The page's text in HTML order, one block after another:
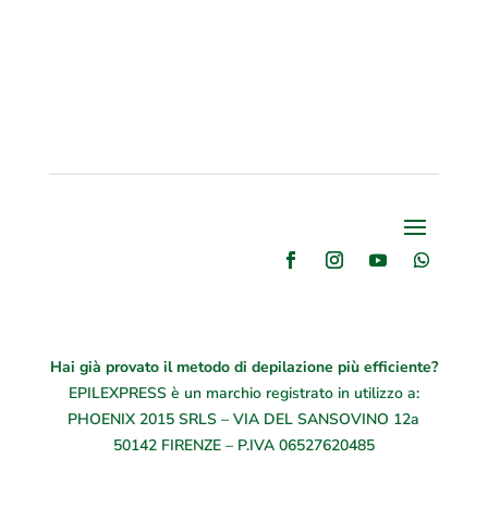
Hai già provato il metodo di depilazione più efficiente?
EPILEXPRESSè un marchio registrato in utilizzo a:
PHOENIX 2015 SRLS – VIA DEL SANSOVINO 12a
50142 FIRENZE – P.IVA 06527620485